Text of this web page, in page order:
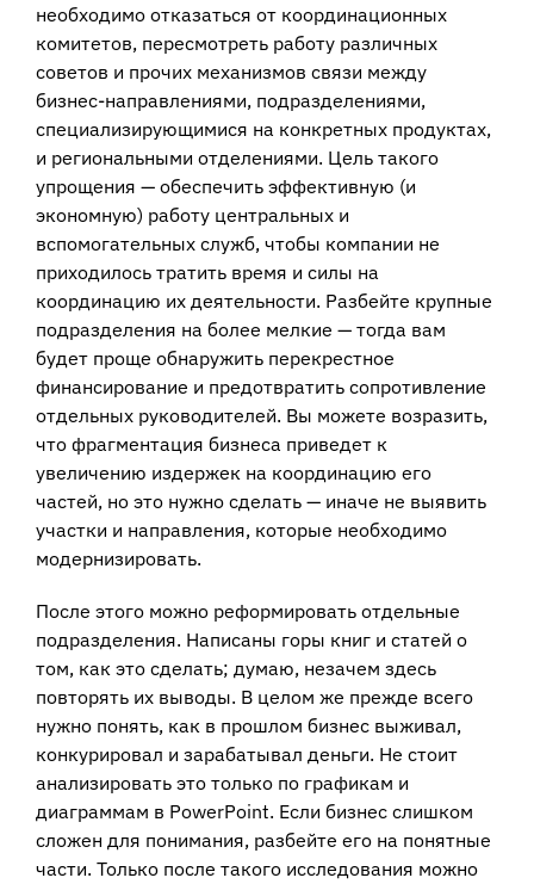
необходимо отказаться от координационных
комитетов, пересмотреть работу различных
советов и прочих механизмов связи между
бизнес-направлениями, подразделениями,
специализирующимися на конкретных продуктах,
и региональными отделениями. Цель такого
упрощения — обеспечить эффективную (и
экономную) работу центральных и
вспомогательных служб, чтобы компании не
приходилось тратить время и силы на
координацию их деятельности. Разбейте крупные
подразделения на более мелкие — тогда вам
будет проще обнаружить перекрестное
финансирование и предотвратить сопротивление
отдельных руководителей. Вы можете возразить,
что фрагментация бизнеса приведет к
увеличению издержек на координацию его
частей, но это нужно сделать — иначе не выявить
участки и направления, которые необходимо
модернизировать.
После этого можно реформировать отдельные
подразделения. Написаны горы книг и статей о
том, как это сделать; думаю, незачем здесь
повторять их выводы. В целом же прежде всего
нужно понять, как в прошлом бизнес выживал,
конкурировал и зарабатывал деньги. Не стоит
анализировать это только по графикам и
диаграммам в PowerPoint. Если бизнес слишком
сложен для понимания, разбейте его на понятные
части. Только после такого исследования можно